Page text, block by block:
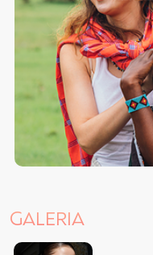
GALERIA